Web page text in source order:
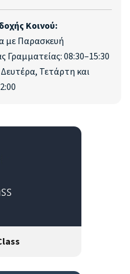
Κοινού:
με Παρασκευή
Γραμματείας: 08:30–15:30
Τετάρτη και